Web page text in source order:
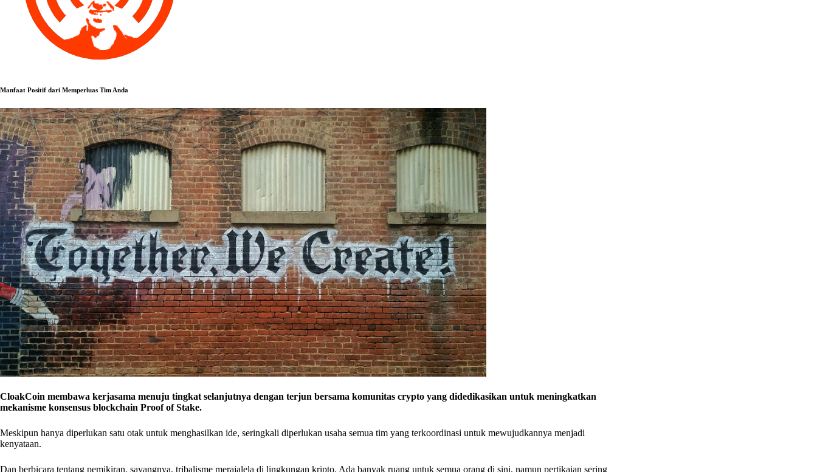
Manfaat Positif dari Memperluas Tim Anda
CloakCoin membawa kerjasama menuju tingkat selanjutnya dengan terjun bersama komunitas crypto yang didedikasikan untuk meningkatkan
mekanisme konsensus blockchain Proof of Stake.
Meskipun hanya diperlukan satu otak untuk menghasilkan ide, seringkali diperlukan usaha semua tim yang terkoordinasi untuk mewujudkannya menjadi
kenyataan.
Dan berbicara tentang pemikiran, sayangnya, tribalisme merajalela di lingkungan kripto. Ada banyak ruang untuk semua orang di sini, namun pertikaian sering